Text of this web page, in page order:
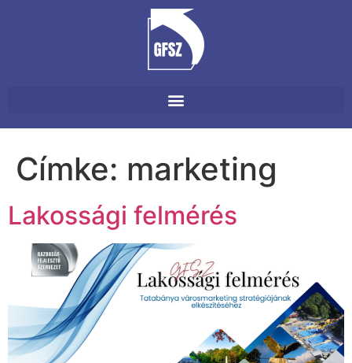
Címke: marketing
Lakossági felmérés